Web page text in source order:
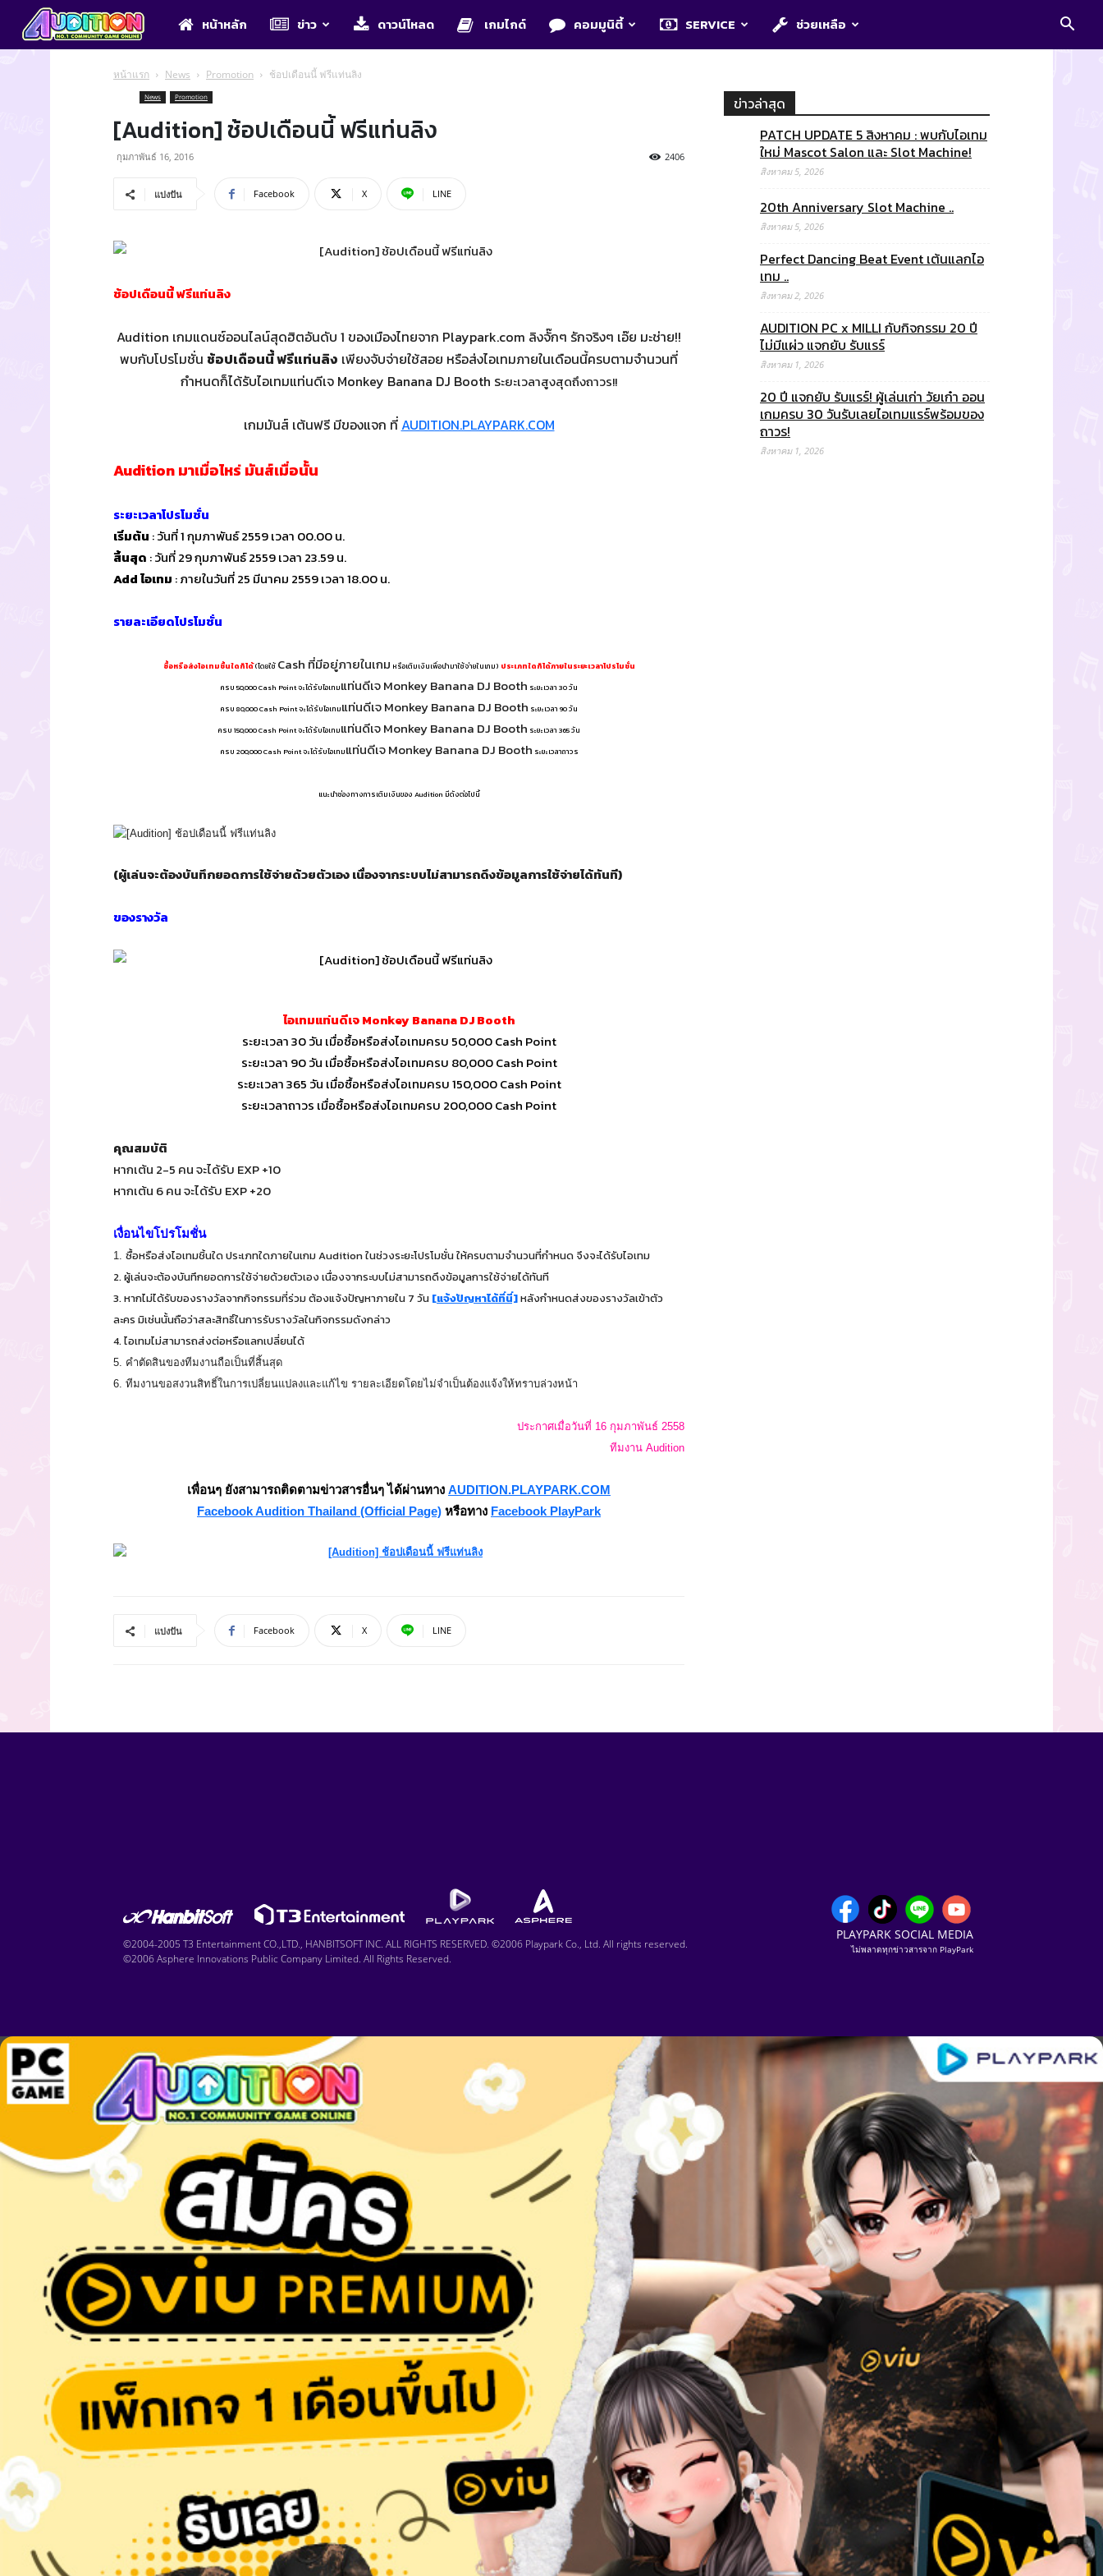
Auditionหน้าหลัก ข่าว ดาวน์โหลด เกมไกด์ คอมมูนิตี้ SERVICE ช่วยเหลือ
หน้าแรก News Promotion ช้อปเดือนนี้ ฟรีแท่นลิง
News Promotion
[Audition] ช้อปเดือนนี้ ฟรีแท่นลิง
กุมภาพันธ์ 16, 2016 2406
แบ่งปัน Facebook X LINE
ช้อปเดือนนี้ ฟรีแท่นลิง
Audition เกมแดนซ์ออนไลน์สุดฮิตอันดับ 1 ของเมืองไทยจาก Playpark.com ลิงจั๊กๆ รักจริงๆ เอ๊ย มะช่าย!!
พบกับโปรโมชั่น ช้อปเดือนนี้ ฟรีแท่นลิง เพียงจับจ่ายใช้สอย หรือส่งไอเทมภายในเดือนนี้ครบตามจำนวนที่
กำหนดก็ได้รับไอเทมแท่นดีเจ Monkey Banana DJ Booth ระยะเวลาสูงสุดถึงถาวร!!
เกมมันส์ เต้นฟรี มีของแจก ที่AUDITION.PLAYPARK.COM
Audition มาเมื่อไหร่ มันส์เมื่อนั้น
ระยะเวลาโปรโมชั่น
เริ่มต้น : วันที่ 1 กุมภาพันธ์ 2559 เวลา 00.00 น.
สิ้นสุด : วันที่ 29 กุมภาพันธ์ 2559 เวลา 23.59 น.
Add ไอเทม : ภายในวันที่ 25 มีนาคม 2559 เวลา 18.00 น.
รายละเอียดโปรโมชั่น
ซื้อหรือส่งไอเทมชิ้นใดก็ได้(โดยใช้ Cash ที่มีอยู่ภายในเกม หรือเติมเงินเพื่อนำมาใช้จ่ายในเกม) ประเภทใดก็ได้ภายในระยะเวลาโปรโมชั่น
ครบ 50,000 Cash Point จะได้รับไอเทมแท่นดีเจ Monkey Banana DJ Booth ระยะเวลา 30 วัน
ครบ 80,000 Cash Point จะได้รับไอเทมแท่นดีเจ Monkey Banana DJ Booth ระยะเวลา 90 วัน
ครบ 150,000 Cash Pointจะได้รับไอเทมแท่นดีเจ Monkey Banana DJ Booth ระยะเวลา 365 วัน
ครบ 200,000 Cash Point จะได้รับไอเทมแท่นดีเจ Monkey Banana DJ Booth ระยะเวลาถาวร
แนะนำช่องทางการเติมเงินของ Audition มีดังต่อไปนี้
(ผู้เล่นจะต้องบันทึกยอดการใช้จ่ายด้วยตัวเอง เนื่องจากระบบไม่สามารถดึงข้อมูลการใช้จ่ายได้ทันที)
ของรางวัล
ไอเทมแท่นดีเจ Monkey Banana DJ Booth
ระยะเวลา 30 วัน เมื่อซื้อหรือส่งไอเทมครบ 50,000 Cash Point
ระยะเวลา 90 วัน เมื่อซื้อหรือส่งไอเทมครบ 80,000 Cash Point
ระยะเวลา 365 วัน เมื่อซื้อหรือส่งไอเทมครบ 150,000 Cash Point
ระยะเวลาถาวร เมื่อซื้อหรือส่งไอเทมครบ 200,000 Cash Point
คุณสมบัติ
หากเต้น 2-5 คน จะได้รับ EXP +10
หากเต้น 6 คน จะได้รับ EXP +20
เงื่อนไขโปรโมชั่น
1. ซื้อหรือส่งไอเทมชิ้นใด ประเภทใดภายในเกม Audition ในช่วงระยะโปรโมชั่น ให้ครบตามจำนวนที่กำหนด จึงจะได้รับไอเทม
2. ผู้เล่นจะต้องบันทึกยอดการใช้จ่ายด้วยตัวเอง เนื่องจากระบบไม่สามารถดึงข้อมูลการใช้จ่ายได้ทันที
3. หากไม่ได้รับของรางวัลจากกิจกรรมที่ร่วม ต้องแจ้งปัญหาภายใน 7 วัน [แจ้งปัญหาได้ที่นี่]หลังกำหนดส่งของรางวัลเข้าตัว
ละคร มิเช่นนั้นถือว่าสละสิทธิ์ในการรับรางวัลในกิจกรรมดังกล่าว
4. ไอเทมไม่สามารถส่งต่อหรือแลกเปลี่ยนได้
5. คำตัดสินของทีมงานถือเป็นที่สิ้นสุด
6. ทีมงานขอสงวนสิทธิ์ในการเปลี่ยนแปลงและแก้ไข รายละเอียดโดยไม่จำเป็นต้องแจ้งให้ทราบล่วงหน้า
ประกาศเมื่อวันที่ 16 กุมภาพันธ์ 2558
ทีมงาน Audition
เพื่อนๆ ยังสามารถติดตามข่าวสารอื่นๆ ได้ผ่านทาง AUDITION.PLAYPARK.COM
Facebook Audition Thailand (Official Page) หรือทาง Facebook PlayPark
แบ่งปัน Facebook X LINE
ข่าวล่าสุด
PATCH UPDATE 5 สิงหาคม : พบกับไอเทม
ใหม่ Mascot Salon และ Slot Machine!
สิงหาคม 5, 2026
20th Anniversary Slot Machine ..
สิงหาคม 5, 2026
Perfect Dancing Beat Event เต้นแลกไอ
เทม ..
สิงหาคม 2, 2026
AUDITION PC x MILLI กับกิจกรรม 20 ปี
ไม่มีแผ่ว แจกยับ รับแรร์
สิงหาคม 1, 2026
20 ปี แจกยับ รับแรร์! ผู้เล่นเก่า วัยเก๋า ออน
เกมครบ 30 วันรับเลยไอเทมแรร์พร้อมของ
ถาวร!
สิงหาคม 1, 2026
PLAYPARK SOCIAL MEDIA
ไม่พลาดทุกข่าวสารจาก PlayPark
©2004-2005 T3 Entertainment CO.,LTD., HANBITSOFT INC. ALL RIGHTS RESERVED. ©2006 Playpark Co., Ltd. All rights reserved.
©2006 Asphere Innovations Public Company Limited. All Rights Reserved.